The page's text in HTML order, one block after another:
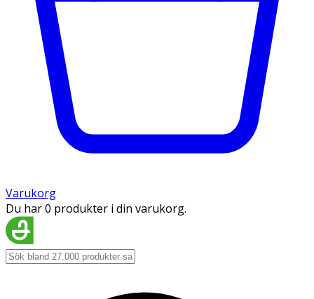
Varukorg
Du har 0 produkter i din varukorg.